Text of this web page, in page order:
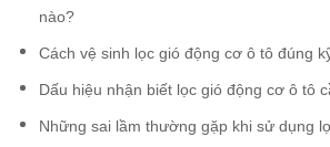
nào?
Cách vệ sinh lọc gió động cơ ô tô đúng
Dấu hiệu nhận biết lọc gió động cơ ô tô
Những sai lầm thường gặp khi sử dụng